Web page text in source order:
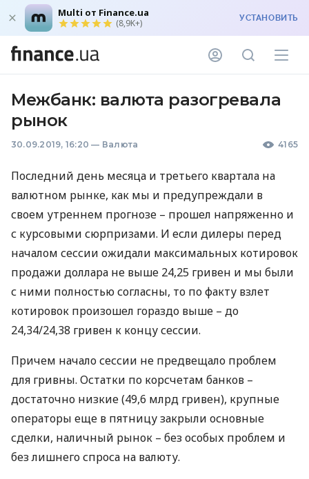
Multi от Finance.ua
(8,9K+) УСТАНОВИТЬ
Межбанк: валюта разогревала
рынок
30.09.2019, 16:20 — Валюта 4165
Последний день месяца и третьего квартала на
валютном рынке, как мы и предупреждали в
своем утреннем прогнозе – прошел напряженно и
с курсовыми сюрпризами. И если дилеры перед
началом сессии ожидали максимальных котировок
продажи доллара не выше 24,25 гривен и мы были
с ними полностью согласны, то по факту взлет
котировок произошел гораздо выше – до
24,34/24,38 гривен к концу сессии.
Причем начало сессии не предвещало проблем
для гривны. Остатки по корсчетам банков –
достаточно низкие (49,6 млрд гривен), крупные
операторы еще в пятницу закрыли основные
сделки, наличный рынок – без особых проблем и
без лишнего спроса на валюту.